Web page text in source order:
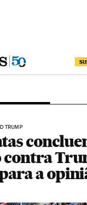
TRUMP
contra
a